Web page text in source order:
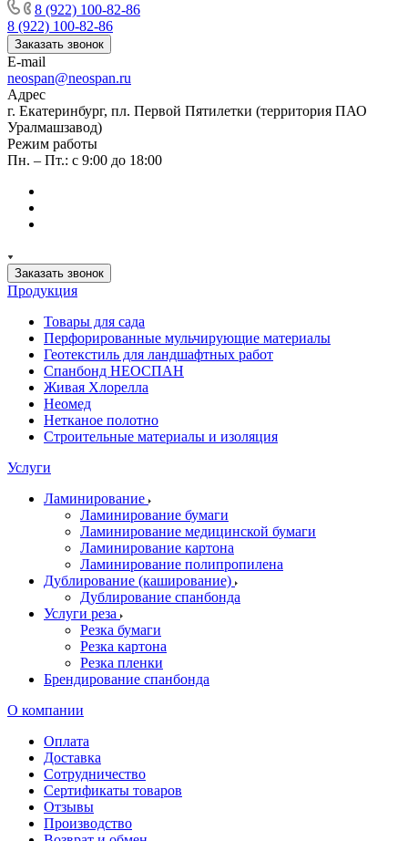
8 (922) 100-82-86
8 (922) 100-82-86
Заказать звонок
E-mail
neospan@neospan.ru
Адрес
г. Екатеринбург, пл. Первой Пятилетки (территория ПАО
Уралмашзавод)
Режим работы
Пн. – Пт.: с 9:00 до 18:00
Заказать звонок
Продукция
Товары для сада
Перфорированные мульчирующие материалы
Геотекстиль для ландшафтных работ
Спанбонд НЕОСПАН
Живая Хлорелла
Нeомед
Нетканое полотно
Строительные материалы и изоляция
Услуги
Ламинирование
Ламинирование бумаги
Ламинирование медицинской бумаги
Ламинирование картона
Ламинирование полипропилена
Дублирование (каширование)
Дублирование спанбонда
Услуги реза
Резка бумаги
Резка картона
Резка пленки
Брендирование спанбонда
О компании
Оплата
Доставка
Сотрудничество
Сертификаты товаров
Отзывы
Производство